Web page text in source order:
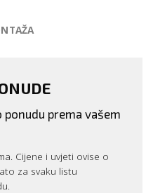
prema vašem
Cijene i uvjeti ovise o
za svaku listu